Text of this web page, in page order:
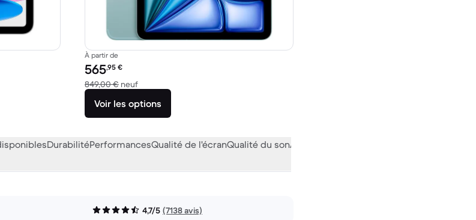
À partir de
Prix reconditionné :
565,95 €
849,00 € neufcontre 849,00 € neuf
Voir les options
DurabilitéPerformancesQualité de l'écranQualité du sonAudiovisuel
4,7/5 (7138 avis)